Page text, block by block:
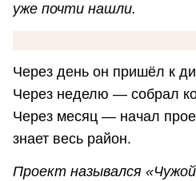
уже почти нашли.
Через день он пришёл к
Через неделю — собрал
Через месяц — начал
знает весь район.
Проект назывался